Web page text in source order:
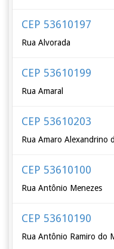
CEP 53610197
Rua Alvorada
CEP 53610199
Rua Amaral
CEP 53610203
Rua Amaro Alexandrino
CEP 53610100
Rua Antônio Menezes
CEP 53610190
Rua Antônio Ramiro do